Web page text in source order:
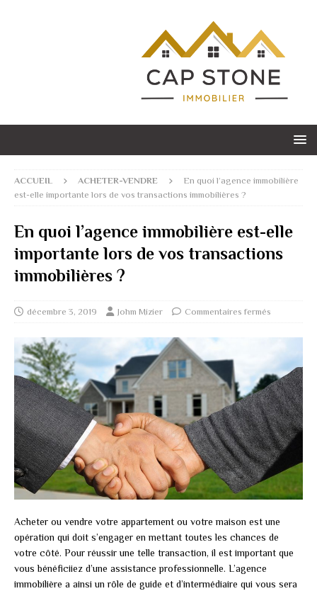
ACCUEIL ACHETER-VENDRE
En quoi l’agence immobilière
est-elle importante lors de vos transactions immobilières ?
En quoi l’agence immobilière est-elle
importante lors de vos transactions
immobilières ?
décembre 3, 2019 Johm Mizier Commentaires fermés
Acheter ou vendre votre appartement ou votre maison est une
opération qui doit s’engager en mettant toutes les chances de
votre côté. Pour réussir une telle transaction, il est important que
vous bénéficiiez d’une assistance professionnelle. L’agence
immobilière a ainsi un rôle de guide et d’intermédiaire qui vous sera